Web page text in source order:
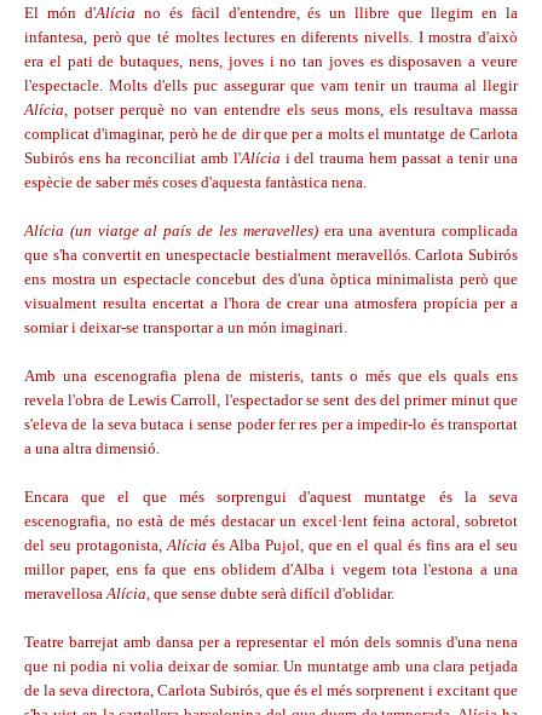
El món d'Alícia no és fàcil d'entendre, és un llibre que llegim en la
infantesa, però que té moltes lectures en diferents nivells. I mostra d'això
era el pati de butaques, nens, joves i no tan joves es disposaven a veure
l'espectacle. Molts d'ells puc assegurar que vam tenir un trauma al llegir
Alícia, potser perquè no van entendre els seus mons, els resultava massa
complicat d'imaginar, però he de dir que per a molts el muntatge de Carlota
Subirós ens ha reconciliat amb l'Alícia i del trauma hem passat a tenir una
espècie de saber més coses d'aquesta fantàstica nena.
Alícia (un viatge al país de les meravelles)era una aventura complicada
que s'ha convertit en unespectacle bestialment meravellós. Carlota Subirós
ens mostra un espectacle concebut des d'una òptica minimalista però que
visualment resulta encertat a l'hora de crear una atmosfera propícia per a
somiar i deixar-se transportar a un món imaginari.
Amb una escenografia plena de misteris, tants o més que els quals ens
revela l'obra de Lewis Carroll, l'espectador se sent des del primer minut que
s'eleva de la seva butaca i sense poder fer res per a impedir-lo és transportat
a una altra dimensió.
Encara que el que més sorprengui d'aquest muntatge és la seva
escenografia, no està de més destacar un excel·lent feina actoral, sobretot
del seu protagonista,Alícia és Alba Pujol, que en el qual és fins ara el seu
millor paper, ens fa que ens oblidem d'Alba i vegem tota l'estona a una
meravellosaAlícia, que sense dubte serà difícil d'oblidar.
Teatre barrejat amb dansa per a representar el món dels somnis d'una nena
que ni podia ni volia deixar de somiar. Un muntatge amb una clara petjada
de la seva directora, Carlota Subirós, que és el més sorprenent i excitant que